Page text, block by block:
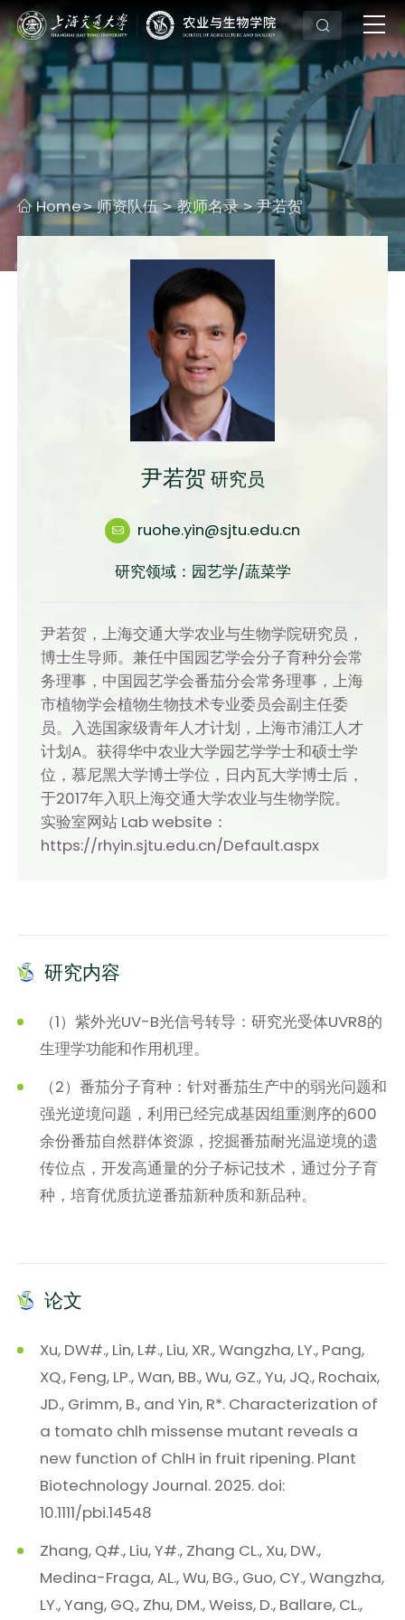
Home> 师资队伍> 教师名录> 尹若贺
尹若贺 研究员
ruohe.yin@sjtu.edu.cn
研究领域：园艺学/蔬菜学
尹若贺，上海交通大学农业与生物学院研究员，
博士生导师。兼任中国园艺学会分子育种分会常
务理事，中国园艺学会番茄分会常务理事，上海
市植物学会植物生物技术专业委员会副主任委
员。入选国家级青年人才计划，上海市浦江人才
计划A。获得华中农业大学园艺学学士和硕士学
位，慕尼黑大学博士学位，日内瓦大学博士后，
于2017年入职上海交通大学农业与生物学院。
实验室网站 Lab website：
https://rhyin.sjtu.edu.cn/Default.aspx
研究内容
（1）紫外光UV-B光信号转导：研究光受体UVR8的
生理学功能和作用机理。
（2）番茄分子育种：针对番茄生产中的弱光问题和
强光逆境问题，利用已经完成基因组重测序的600
余份番茄自然群体资源，挖掘番茄耐光温逆境的遗
传位点，开发高通量的分子标记技术，通过分子育
种，培育优质抗逆番茄新种质和新品种。
论文
Xu, DW#., Lin, L#., Liu, XR., Wangzha, LY., Pang,
XQ., Feng, LP., Wan, BB., Wu, GZ., Yu, JQ., Rochaix,
JD., Grimm, B., and Yin, R*. Characterization of
a tomato chlh missense mutant reveals a
new function of ChlH in fruit ripening. Plant
Biotechnology Journal. 2025. doi:
10.1111/pbi.14548
Zhang, Q#., Liu, Y#., Zhang CL., Xu, DW.,
Medina-Fraga, AL., Wu, BG., Guo, CY., Wangzha,
LY., Yang, GQ., Zhu, DM., Weiss, D., Ballare, CL.,